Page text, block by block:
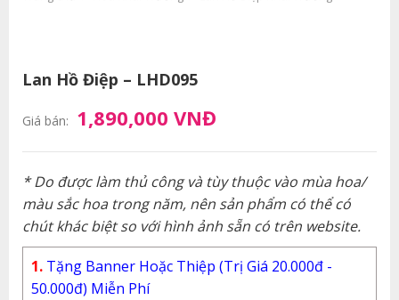
Lan Hồ Điệp – LHD095
Giá bán: 1,890,000 VNĐ
* Do được làm thủ công và tùy thuộc vào mùa hoa/
màu sắc hoa trong năm, nên sản phẩm có thể có
chút khác biệt so với hình ảnh sẵn có trên website.
1. Tặng Banner Hoặc Thiệp (Trị Giá 20.000đ -
50.000đ) Miễn Phí